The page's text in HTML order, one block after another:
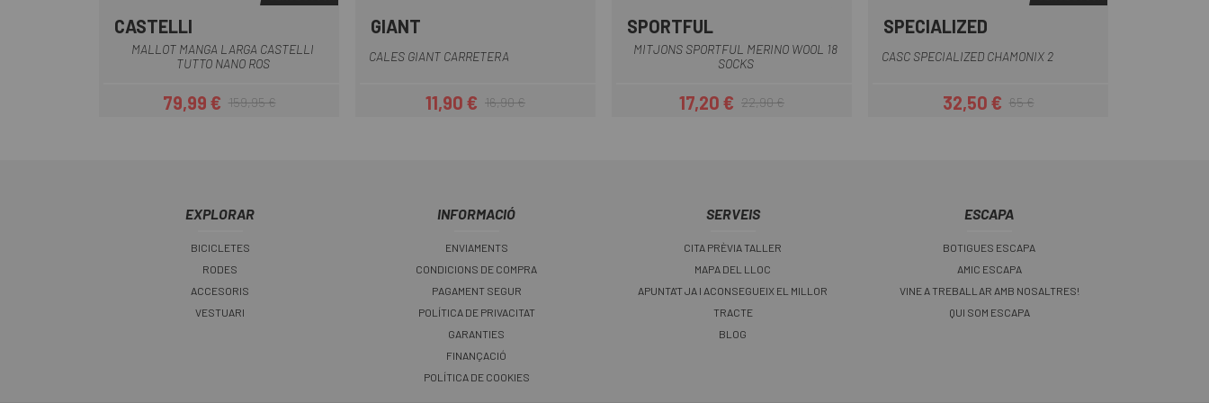
BlauGris
CASTELLI
MALLOT MANGA LARGA CASTELLI
TUTTO NANO ROS
Preu
79,99 €Preu regular
159,95 €
GIANT
CALES GIANT CARRETERA
Preu
11,90 €Preu regular
16,90 €
Blau
SPORTFUL
MITJONS SPORTFUL MERINO WOOL 18
SOCKS
Preu
17,20 €Preu regular
22,90 €
Rosa-Negro
GrocBlanc
SPECIALIZED
CASC SPECIALIZED CHAMONIX 2
Preu
32,50 €Preu regular
65 €
EXPLORAR
BICICLETES
RODES
ACCESORIS
VESTUARI
INFORMACIÓ
ENVIAMENTS
CONDICIONS DE COMPRA
PAGAMENT SEGUR
POLÍTICA DE PRIVACITAT
GARANTIES
FINANÇACIÓ
POLÍTICA DE COOKIES
SERVEIS
CITA PRÈVIA TALLER
MAPA DEL LLOC
APUNTA'T JA I ACONSEGUEIX EL MILLOR
TRACTE
BLOG
ESCAPA
BOTIGUES ESCAPA
AMIC ESCAPA
VINE A TREBALLAR AMB NOSALTRES!
QUI SOM ESCAPA